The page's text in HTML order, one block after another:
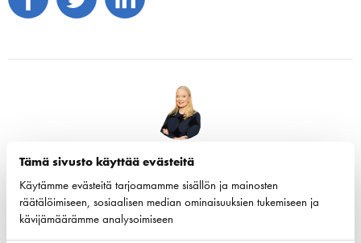
Tämä sivusto käyttää evästeitä
Käytämme evästeitä tarjoamamme sisällön ja mainosten
räätälöimiseen, sosiaalisen median ominaisuuksien tukemiseen ja
kävijämäärämme analysoimiseen
Tiina Tuurnala
Toimitusjohtaja
Tiina Tuurnala on Suomen Varustamot Ry:n toimitusjohtaja.